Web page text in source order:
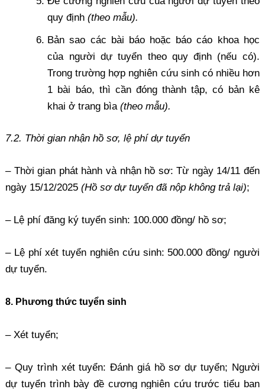
quy định(theo mẫu).
Bản sao các bài báo hoặc báo cáo khoa học
của người dự tuyển theo quy định (nếu có).
Trong trường hợp nghiên cứu sinh có nhiều hơn
1 bài báo, thì cần đóng thành tập, có bản kê
khai ở trang bìa(theo mẫu).
7.2. Thời gian nhận hồ sơ, lệ phí dự tuyển
– Thời gian phát hành và nhận hồ sơ: Từ ngày 14/11 đến
ngày 15/12/2025(Hồ sơ dự tuyển đã nộp không trả lại);
– Lệ phí đăng ký tuyển sinh: 100.000 đồng/ hồ sơ;
– Lệ phí xét tuyển nghiên cứu sinh: 500.000 đồng/ người
dự tuyển.
8. Phương thức tuyển sinh
– Xét tuyển;
– Quy trình xét tuyển: Đánh giá hồ sơ dự tuyển; Người
dự tuyển trình bày đề cương nghiên cứu trước tiểu ban